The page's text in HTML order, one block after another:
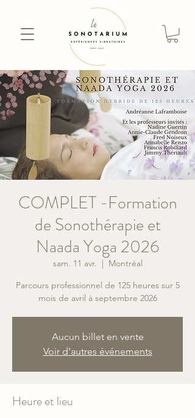
COMPLET -Formation
de Sonothérapie et
Naada Yoga 2026
sam. 11 avr.
  |
Montréal
Parcours professionnel de 125 heures sur 5
mois de avril à septembre 2026
Aucun billet en vente
Voir d'autres événements
Heure et lieu